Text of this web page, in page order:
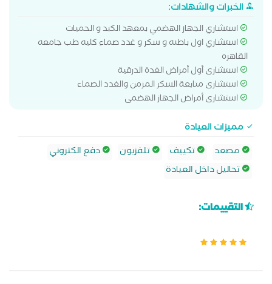
الخبرات والشهادات:
استشاري الجهاز الهضمي بمعهد الكبد و الحميات
استشاري اول باطنه و سكر و غدد صماء كليه طب جامعه
القاهره
استشارى أول أمراض الغدة الدرقية
استشارى متابعة السكر المزمن والغدد الصماء
استشارى أمراض الجهاز الهضمى
مميزات العيادة
مصعد
تكييف تلفزيون
دفع الكتروني
تحاليل داخل العيادة
التقييمات: